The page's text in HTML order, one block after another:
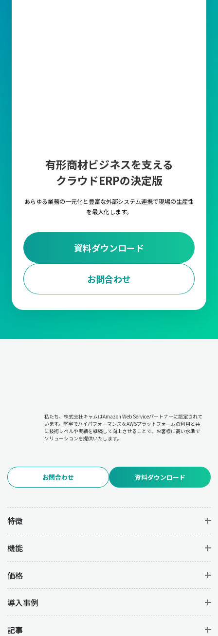
有形商材ビジネスを支える
クラウドERPの決定版
あらゆる業務の一元化と豊富な外部システム連携で現場の生産性
を最大化します。
資料ダウンロード
お問合わせ
私たち、株式会社キャムはAmazon Web Serviceパートナーに認定されて
います。堅牢でハイパフォーマンスなAWSプラットフォームの利用と共
に技術レベルや実績を継続して向上させることで、お客様に高い水準で
ソリューションを提供いたします。
お問合わせ 資料ダウンロード
特徴
機能
価格
導入事例
記事